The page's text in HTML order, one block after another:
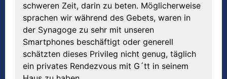
schweren Zeit, darin zu beten. Möglicherweise
sprachen wir während des Gebets, waren in
der Synagoge zu sehr mit unseren
Smartphones beschäftigt oder generell
schätzten dieses Privileg nicht genug, täglich
ein privates Rendezvous mit G´tt in seinem